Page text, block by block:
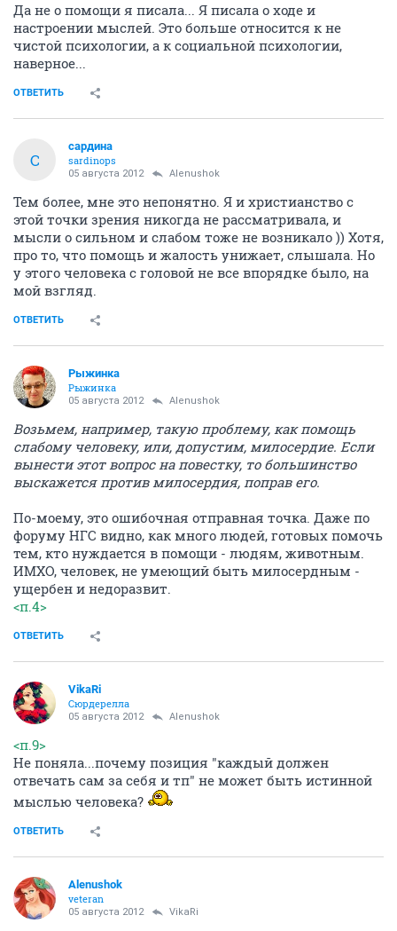
Да не о помощи я писала... Я писала о ходе и
настроении мыслей. Это больше относится к не
чистой психологии, а к социальной психологии,
наверное...
ОТВЕТИТЬ
С
сардина
sardinops
05 августа 2012 Alenushok
Тем более, мне это непонятно. Я и христианство с
этой точки зрения никогда не рассматривала, и
мысли о сильном и слабом тоже не возникало )) Хотя,
про то, что помощь и жалость унижает, слышала. Но
у этого человека с головой не все впорядке было, на
мой взгляд.
ОТВЕТИТЬ
Рыжинка
Рыжинка
05 августа 2012 Alenushok
Возьмем, например, такую проблему, как помощь
слабому человеку, или, допустим, милосердие. Если
вынести этот вопрос на повестку, то большинство
выскажется против милосердия, поправ его.
По-моему, это ошибочная отправная точка. Даже по
форуму НГС видно, как много людей, готовых помочь
тем, кто нуждается в помощи - людям, животным.
ИМХО, человек, не умеющий быть милосердным -
ущербен и недоразвит.
<п.4>
ОТВЕТИТЬ
VikaRi
Сюрдерелла
05 августа 2012 Alenushok
<п.9>
Не поняла...почему позиция "каждый должен
отвечать сам за себя и тп" не может быть истинной
мыслью человека?
ОТВЕТИТЬ
Alenushok
veteran
05 августа 2012 VikaRi